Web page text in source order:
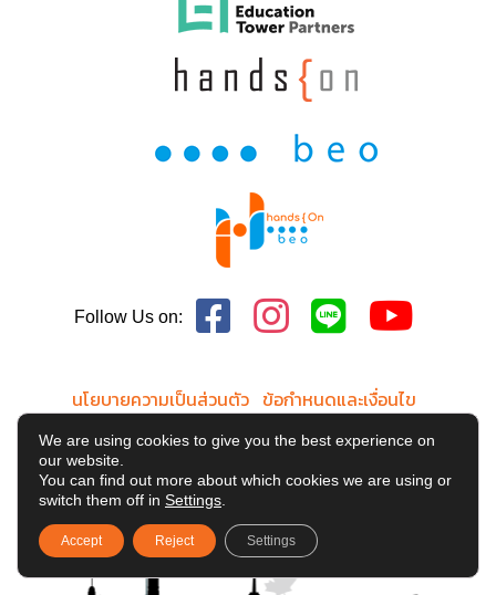
Follow Us on:
นโยบายความเป็นส่วนตัว ข้อกำหนดและเงื่อนไข
นโยบายการใช้คุกกี้
Copyright 2019-2026 Hands On Education Consultants Co., Ltd.
All Rights Reserved.
We are using cookies to give you the best experience on
our website.
You can find out more about which cookies we are using or
switch them off in Settings
Accept Reject Settings